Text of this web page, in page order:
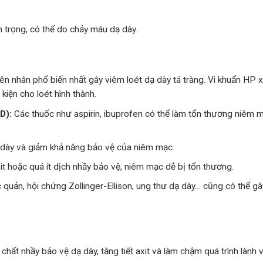
có thể do chảy máu dạ dày.
nhân phổ biến nhất gây viêm loét dạ dày tá tràng. Vi khuẩn HP
cho loét hình thành.
Các thuốc như aspirin, ibuprofen có thể làm tổn thương niêm
và giảm khả năng bảo vệ của niêm mạc.
hoặc quá ít dịch nhầy bảo vệ, niêm mạc dễ bị tổn thương.
hội chứng Zollinger-Ellison, ung thư dạ dày… cũng có thể
nhầy bảo vệ dạ dày, tăng tiết axit và làm chậm quá trình lành